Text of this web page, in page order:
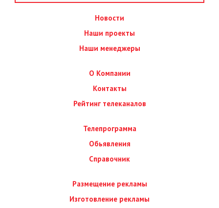
Новости
Наши проекты
Наши менеджеры
О Компании
Контакты
Рейтинг телеканалов
Телепрограмма
Обьявления
Справочник
Размещение рекламы
Изготовление рекламы